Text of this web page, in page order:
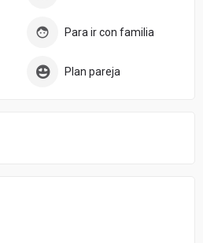
Para ir con familia
Plan pareja